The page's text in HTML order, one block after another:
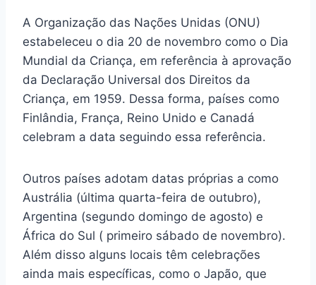
A Organização das Nações Unidas (ONU)
estabeleceu o dia 20 de novembro como o Dia
Mundial da Criança, em referência à aprovação
da Declaração Universal dos Direitos da
Criança, em 1959. Dessa forma, países como
Finlândia, França, Reino Unido e Canadá
celebram a data seguindo essa referência.
Outros países adotam datas próprias a como
Austrália (última quarta-feira de outubro),
Argentina (segundo domingo de agosto) e
África do Sul ( primeiro sábado de novembro).
Além disso alguns locais têm celebrações
ainda mais específicas, como o Japão, que